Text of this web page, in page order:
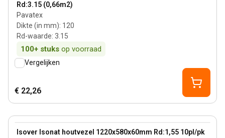
Rd:3.15 (0,66m2)
Pavatex
Dikte (in mm): 120
Rd-waarde: 3.15
100+ stuks op voorraad
Vergelijken
€ 22,26
Isover Isonat houtvezel 1220x580x60mm Rd:1,55 10pl/pk
View product